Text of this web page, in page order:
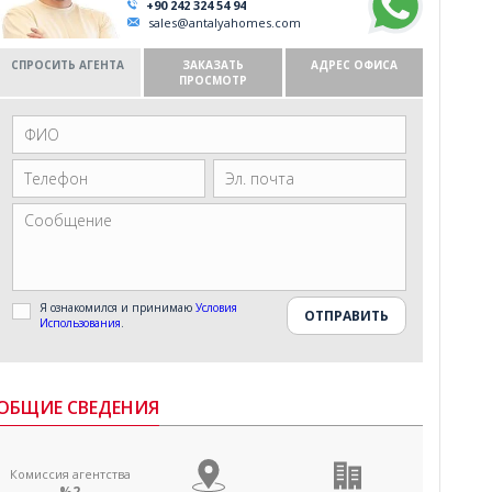
+90 242 324 54 94
sales@antalyahomes.com
СПРОСИТЬ АГЕНТА
ЗАКАЗАТЬ
ПРОСМОТР
АДРЕС ОФИСА
Я ознакомился и принимаю Условия
Использования.
СВЕДЕНИЯ
Комиссия агентства